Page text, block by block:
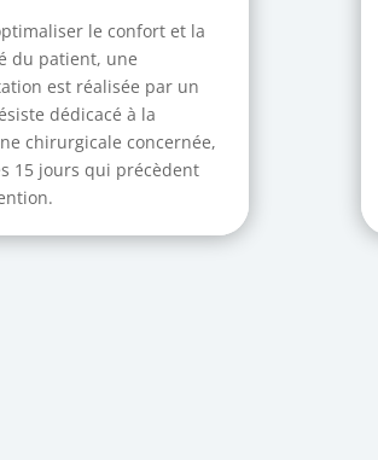
le confort et la
du patient, une
est réalisée par un
dédicacé à la
chirurgicale concernée,
15 jours qui précèdent